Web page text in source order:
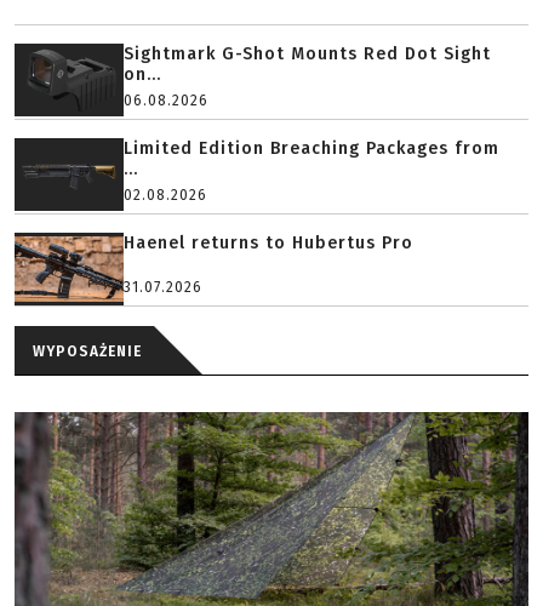
Sightmark G-Shot Mounts Red Dot Sight
on...
06.08.2026
Limited Edition Breaching Packages from
...
02.08.2026
Haenel returns to Hubertus Pro
31.07.2026
WYPOSAŻENIE